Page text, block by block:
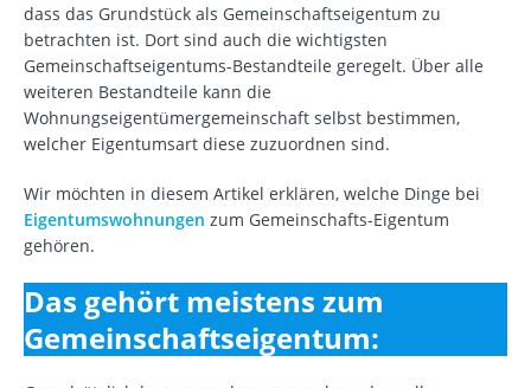
dass das Grundstück als Gemeinschaftseigentum zu
betrachten ist. Dort sind auch die wichtigsten
Gemeinschaftseigentums-Bestandteile geregelt. Über alle
weiteren Bestandteile kann die
Wohnungseigentümergemeinschaft selbst bestimmen,
welcher Eigentumsart diese zuzuordnen sind.
Wir möchten in diesem Artikel erklären, welche Dinge bei
Eigentumswohnungen zum Gemeinschafts-Eigentum
gehören.
Das gehört meistens zum
Gemeinschaftseigentum: